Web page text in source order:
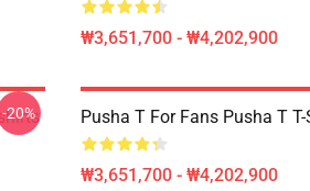
₩3,651,700 - ₩4,202,900
-20% Pusha T For Fans Pusha T
₩3,651,700 - ₩4,202,900